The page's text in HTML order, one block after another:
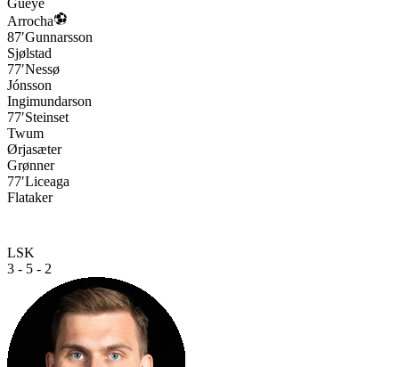
Gueye
Arrocha
87′Gunnarsson
Sjølstad
77′Nessø
Jónsson
Ingimundarson
77′Steinset
Twum
Ørjasæter
Grønner
77′Liceaga
Flataker
LSK
3 - 5 - 2